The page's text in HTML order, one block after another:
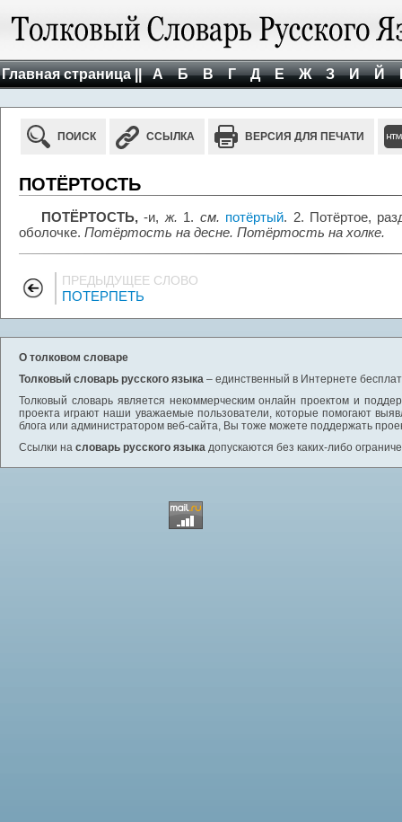
Главная страница || А Б В Г Д Е Ж З И Й
ПОИСК ССЫЛКА ВЕРСИЯ ДЛЯ ПЕЧАТИ
ПОТЁРТОСТЬ
ПОТЁРТОСТЬ, -и, ж. 1. см. потёртый. 2. Потёртое,
оболочке. Потёртость на десне. Потёртость на холке.
ПРЕДЫДУЩЕЕ СЛОВО
ПОТЕРПЕТЬ
О толковом словаре
Толковый словарь русского языка – единственный в Интернете
Толковый словарь является некоммерческим онлайн проектом и
проекта играют наши уважаемые пользователи, которые помогают
блога или администратором веб-сайта, Вы тоже можете поддержать
Ссылки на словарь русского языка допускаются без каких-либо